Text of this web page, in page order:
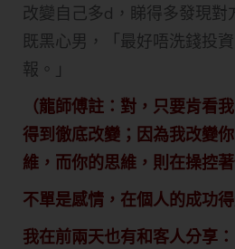
改變自己多d，睇得多發現對
既黑心男，「最好唔洗錢投
報。」
（龍師傅註：對，只要肯看
得到徹底改變；因為我改變
維，而你的思維，則在操控
不單是感情，在個人的成功
我在前兩天也有和客人分享：